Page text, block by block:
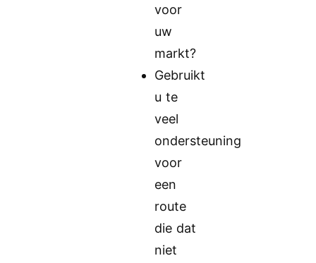
voor
uw
markt?
Gebruikt
u te
veel
ondersteuning
voor
een
route
die dat
niet